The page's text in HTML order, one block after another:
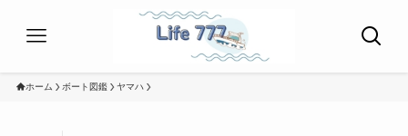
ホーム ボート図鑑 ヤマハ